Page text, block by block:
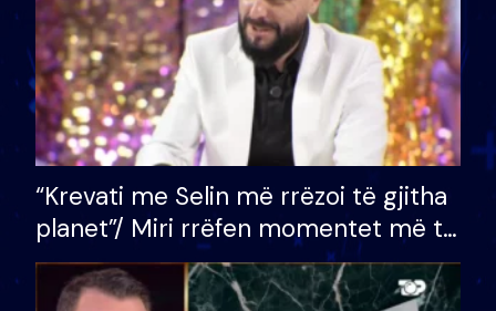
“Krevati me Selin më rrëzoi të gjitha
planet”/ Miri rrëfen momentet më të
bukura në shtëpinë e BB VIP: Do më
mungojë zilja e mëngjesit kur…